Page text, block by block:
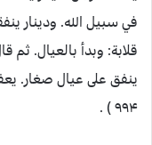
في سبيل الله. ودينار
قلابة: وبدأ بالعيال.
ينفق على عيال صغار.
۹۹۴ ) .